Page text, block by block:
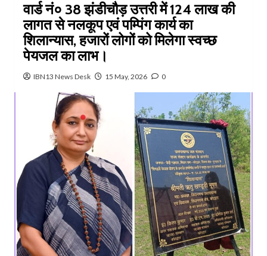
वार्ड नं० 38 झंडीचौड़ उत्तरी में ₹124 लाख की
लागत से नलकूप एवं पम्पिंग कार्य का
शिलान्यास, हजारों लोगों को मिलेगा स्वच्छ
पेयजल का लाभ।
IBN13 News Desk 15 May, 2026 0